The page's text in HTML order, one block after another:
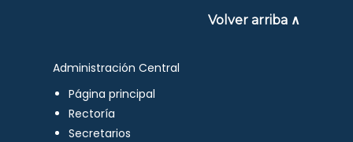
Volver arriba ∧
Administración Central
Página principal
Rectoría
Secretarios